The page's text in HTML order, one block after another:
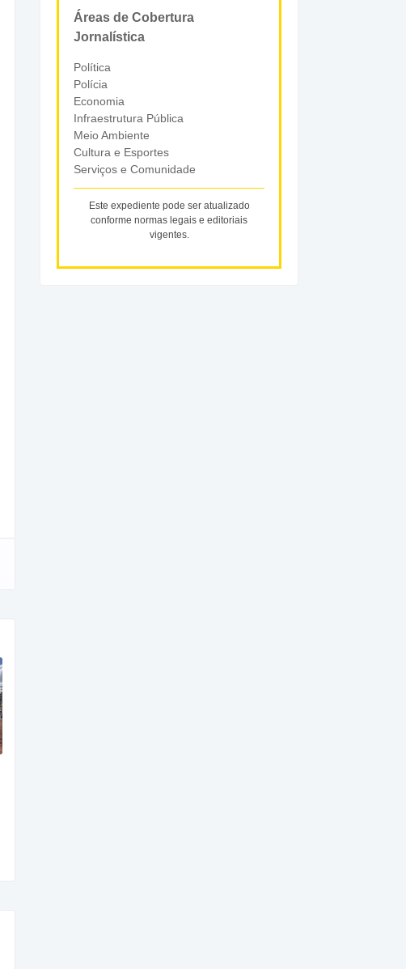
Áreas de Cobertura
Jornalística
Política
Polícia
Economia
Infraestrutura Pública
Meio Ambiente
Cultura e Esportes
Serviços e Comunidade
Este expediente pode ser atualizado
conforme normas legais e editoriais
vigentes.